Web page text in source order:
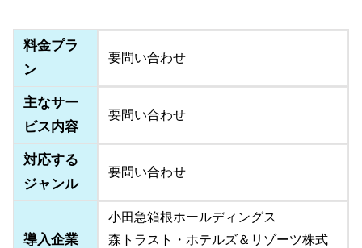
料金プラ
ン
要問い合わせ
主なサー
ビス内容
要問い合わせ
対応する
ジャンル
要問い合わせ
導入企業
小田急箱根ホールディングス
森トラスト・ホテルズ＆リゾーツ株式